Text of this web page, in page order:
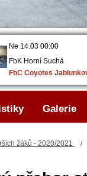
Ne 14.03 00:00
FbK Horní Suchá
FbC Coyotes
..
žáků - 2020/2021 /
Galerie